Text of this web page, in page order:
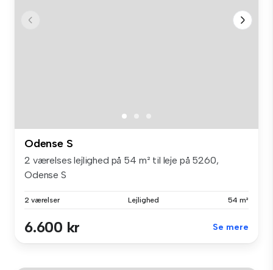
Odense S
2 værelses lejlighed på 54 m² til leje på 5260,
Odense S
2 værelser Lejlighed 54 m²
6.600 kr Se mere